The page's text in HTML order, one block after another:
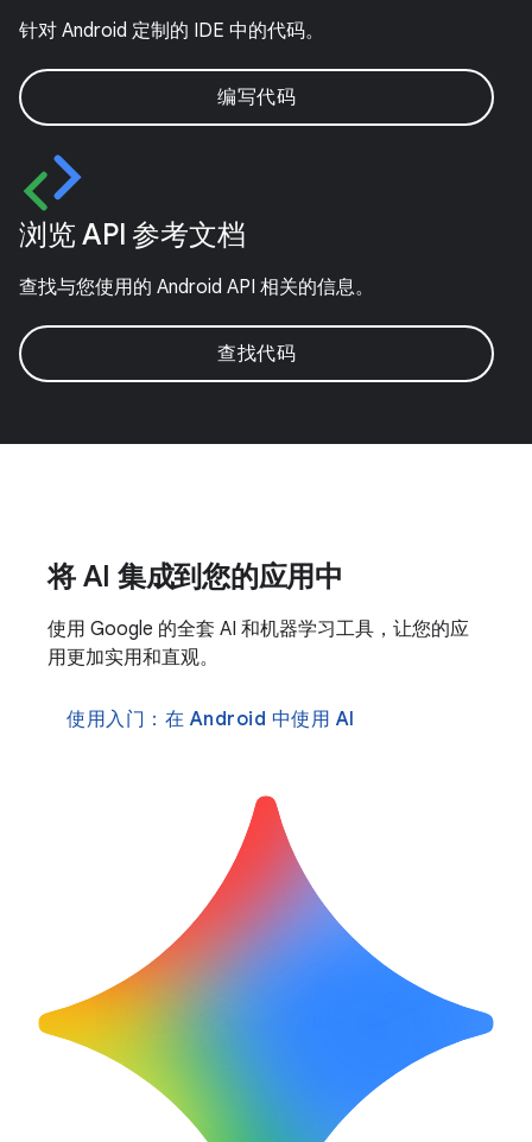
针对 Android 定制的 IDE 中的代码。
编写代码
浏览 API 参考文档
查找与您使用的 Android API 相关的信息。
查找代码
将 AI 集成到您的应用中
使用 Google 的全套 AI 和机器学习工具，让您的应
用更加实用和直观。
使用入门：在 Android 中使用 AI